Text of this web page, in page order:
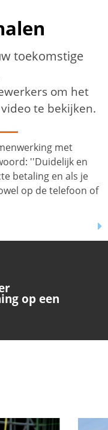
toekomstige
om het
te bekijken.
is een mooi
op latere leeftijd.
medewerker
is Sjef
binnen de